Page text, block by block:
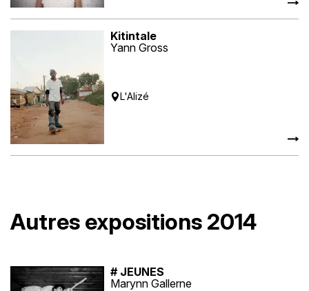
Kitintale
Yann Gross
L'Alizé
Autres expositions 2014
# JEUNES
Marynn Gallerne